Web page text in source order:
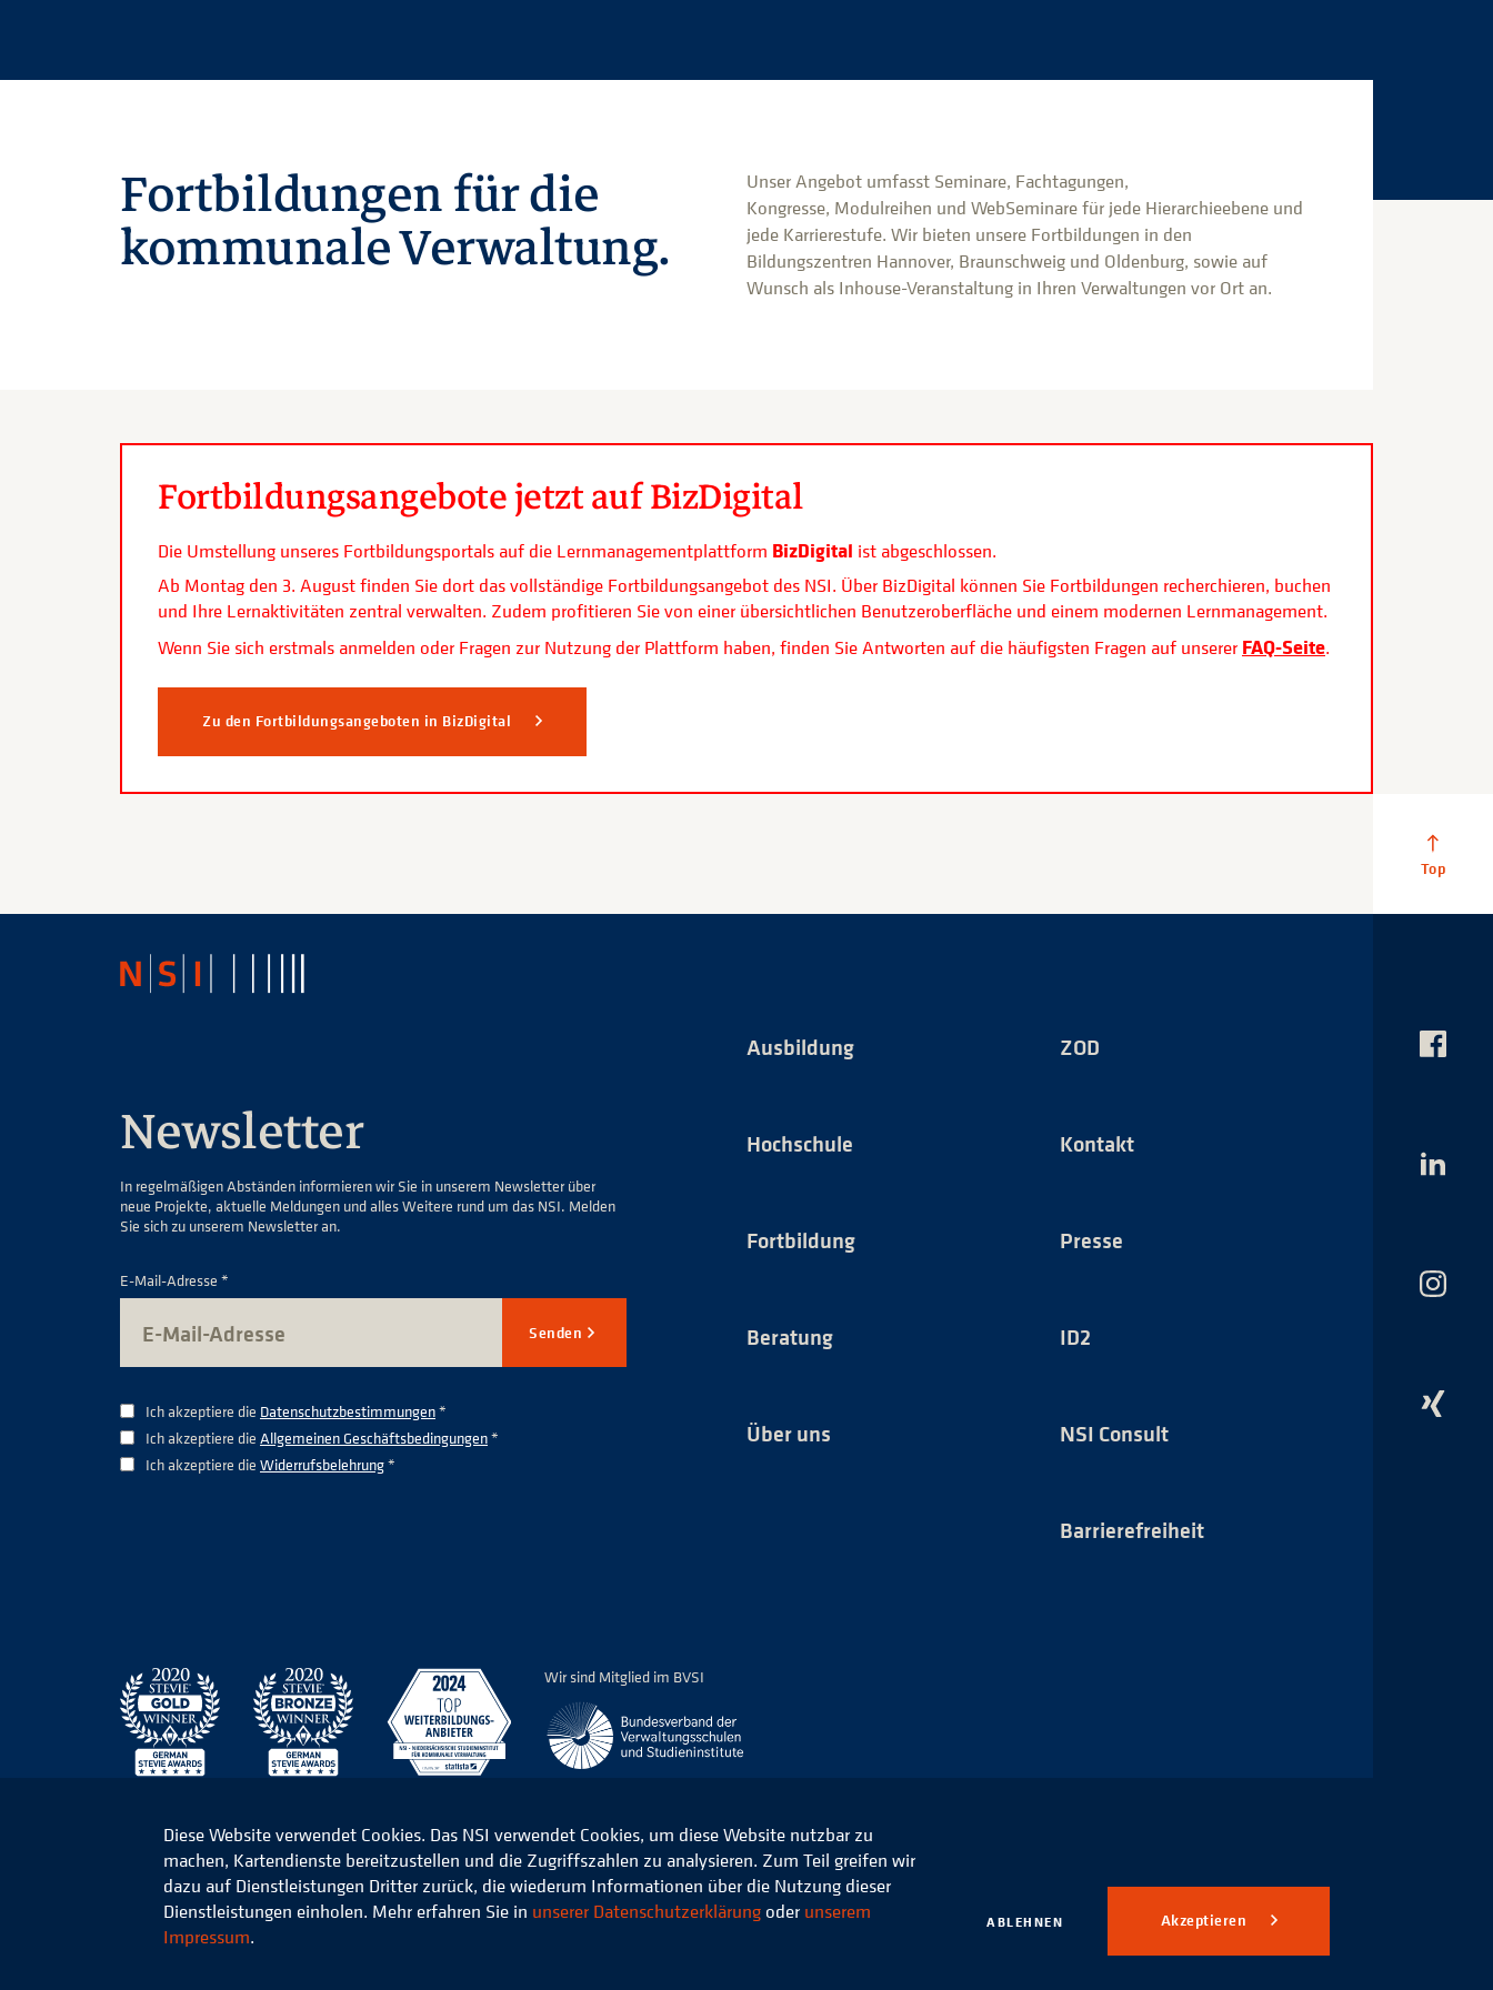
Fortbildungen für die
kommunale Verwaltung.
Unser Angebot umfasst Seminare, Fachtagungen,
Kongresse, Modulreihen und WebSeminare für jede Hierarchieebene und
jede Karrierestufe. Wir bieten unsere Fortbildungen in den
Bildungszentren Hannover, Braunschweig und Oldenburg, sowie auf
Wunsch als Inhouse-Veranstaltung in Ihren Verwaltungen vor Ort an.
Fortbildungsangebote jetzt auf BizDigital
Die Umstellung unseres Fortbildungsportals auf die Lernmanagementplattform BizDigital ist abgeschlossen.
Ab Montag den 3. August finden Sie dort das vollständige Fortbildungsangebot des NSI. Über BizDigital können Sie Fortbildungen recherchieren, buchen
und Ihre Lernaktivitäten zentral verwalten. Zudem profitieren Sie von einer übersichtlichen Benutzeroberfläche und einem modernen Lernmanagement.
Wenn Sie sich erstmals anmelden oder Fragen zur Nutzung der Plattform haben, finden Sie Antworten auf die häufigsten Fragen auf unserer FAQ-Seite.
Zu den Fortbildungsangeboten in BizDigital
Newsletter
In regelmäßigen Abständen informieren wir Sie in unserem Newsletter über
neue Projekte, aktuelle Meldungen und alles Weitere rund um das NSI. Melden
Sie sich zu unserem Newsletter an.
E-Mail-Adresse *
Senden
Ich akzeptiere die Datenschutzbestimmungen*
Ich akzeptiere die Allgemeinen Geschäftsbedingungen*
Ich akzeptiere die Widerrufsbelehrung*
Ausbildung
Hochschule
Fortbildung
Beratung
Über uns
ZOD
Kontakt
Presse
ID2
NSI Consult
Barrierefreiheit
Wir sind Mitglied im BVSI
Das
Das
Das
Das
© 2026 Niedersächsisches Studieninstitut für kommunale Verwaltung e.V. Datenschutz
Diese Website verwendet Cookies. Das NSI verwendet Cookies, um diese Website nutzbar zu
machen, Kartendienste bereitzustellen und die Zugriffszahlen zu analysieren. Zum Teil greifen wir
dazu auf Dienstleistungen Dritter zurück, die wiederum Informationen über die Nutzung dieser
Dienstleistungen einholen. Mehr erfahren Sie in unserer Datenschutzerklärung oder unserem
Impressum.
ABLEHNEN Akzeptieren